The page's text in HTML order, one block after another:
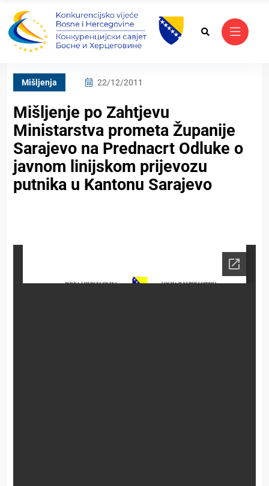
Mišljenja 22/12/2011
Mišljenje po Zahtjevu
Ministarstva prometa Županije
Sarajevo na Prednacrt Odluke o
javnom linijskom prijevozu
putnika u Kantonu Sarajevo